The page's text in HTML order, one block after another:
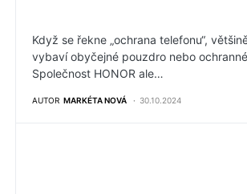
Když se řekne „ochrana telefonu“,
vybaví obyčejné pouzdro nebo
Společnost HONOR ale…
AUTOR MARKÉTA NOVÁ 30.10.2024